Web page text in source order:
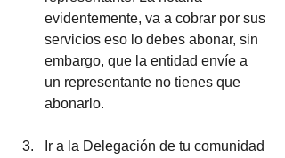
evidentemente, va a cobrar por sus
servicios eso lo debes abonar, sin
embargo, que la entidad envíe a
un representante no tienes que
abonarlo.
Ir a la Delegación de tu comunidad